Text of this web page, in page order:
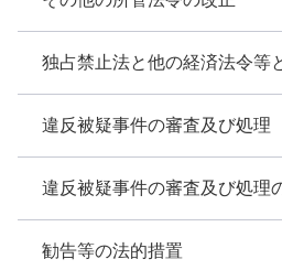
独占禁止法と他の経済法令等
違反被疑事件の審査及び処理
違反被疑事件の審査及び処理
勧告等の法的措置